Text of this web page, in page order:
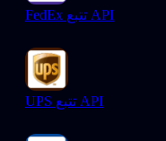
FedEx تتبع API
UPS تتبع API